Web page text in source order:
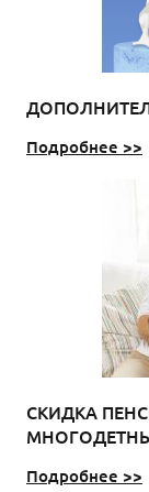
Подробнее >>
СКИДКА
Подробнее >>